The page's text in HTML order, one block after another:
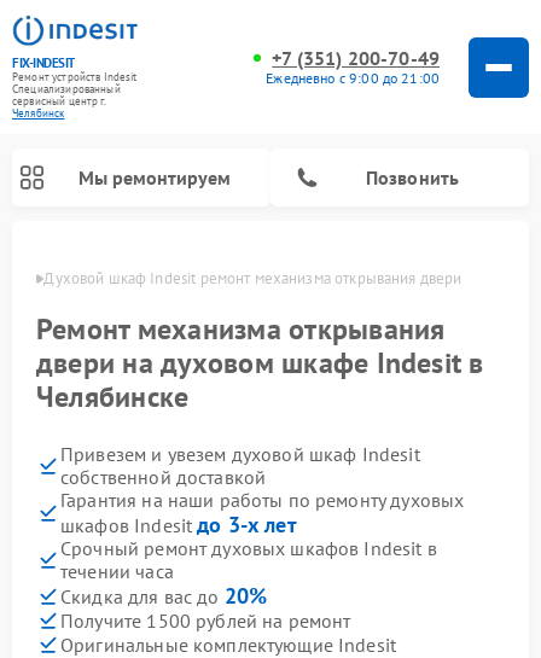
FIX-INDESIT
Ремонт устройств Indesit
Специализированный
cервисный центр г.
Челябинск
+7 (351) 200-70-49
Ежедневно с 9:00 до 21:00
Мы ремонтируем Позвонить
Духовой шкаф Indesit ремонт механизма открывания двери
Ремонт механизма открывания
двери на духовом шкафе Indesit в
Челябинске
Привезем и увезем духовой шкаф Indesit
собственной доставкой
Гарантия на наши работы по ремонту духовых
шкафов Indesitдо 3-х лет
Срочный ремонт духовых шкафов Indesit в
течении часа
Скидка для вас до 20%
Получите 1500 рублей на ремонт
Оригинальные комплектующие Indesit